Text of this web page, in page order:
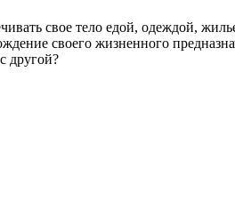
свое тело едой, одеждой,
своего жизненного
другой?